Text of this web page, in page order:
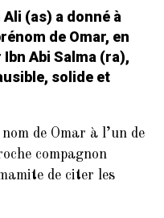
Ali (as) a donné à
de Omar, en
Ibn Abi Salma (ra),
solide et
de Omar à l’un de
compagnon
de citer les